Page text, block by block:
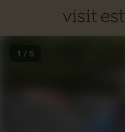
1 / 6